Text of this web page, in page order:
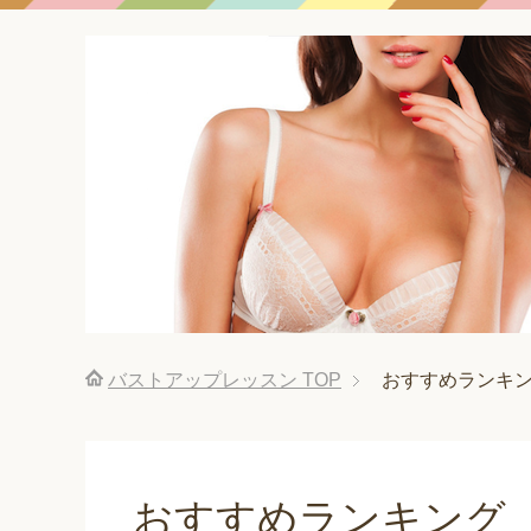
バストアップレッスン TOP おすすめランキ
おすすめランキング